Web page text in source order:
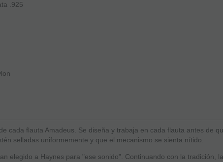
.925
cada flauta Amadeus. Se diseña y trabaja en cada flauta antes de
selladas uniformemente y que el mecanismo se sienta nítido.
elegido a Haynes para "ese sonido". Continuando con la tradición,